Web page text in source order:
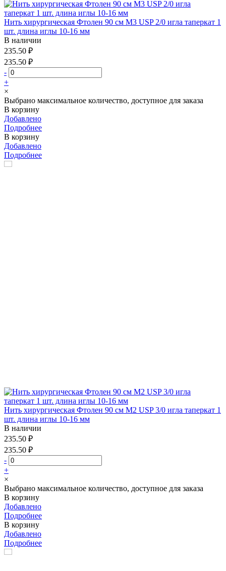
Нить хирургическая Фтолен 90 см М3 USP 2/0 игла таперкат 1
шт. длина иглы 10-16 мм
В наличии
235.50 ₽
235.50 ₽
-
+
×
Выбрано максимальное количество, доступное для заказа
В корзину
Добавлено
Подробнее
В корзину
Добавлено
Подробнее
Нить хирургическая Фтолен 90 см М2 USP 3/0 игла таперкат 1
шт. длина иглы 10-16 мм
В наличии
235.50 ₽
235.50 ₽
-
+
×
Выбрано максимальное количество, доступное для заказа
В корзину
Добавлено
Подробнее
В корзину
Добавлено
Подробнее